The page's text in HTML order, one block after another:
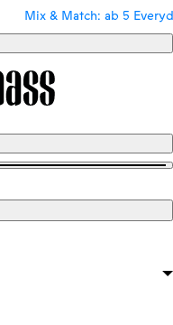
Mix & Match: ab 5 Everyday